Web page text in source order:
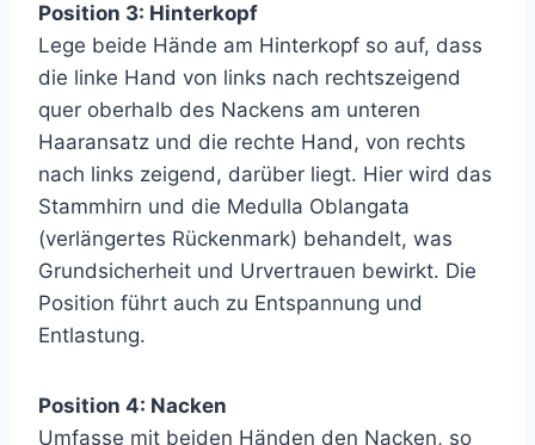
Position 3: Hinterkopf
Lege beide Hände am Hinterkopf so auf, dass
die linke Hand von links nach rechtszeigend
quer oberhalb des Nackens am unteren
Haaransatz und die rechte Hand, von rechts
nach links zeigend, darüber liegt. Hier wird das
Stammhirn und die Medulla Oblangata
(verlängertes Rückenmark) behandelt, was
Grundsicherheit und Urvertrauen bewirkt. Die
Position führt auch zu Entspannung und
Entlastung.
Position 4: Nacken
Umfasse mit beiden Händen den Nacken, so